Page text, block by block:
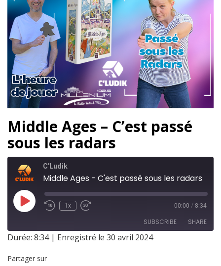
Middle Ages – C’est passé
sous les radars
C'Ludik
Middle Ages - C'est passé sous les radars
1x 00:00 / 8:34
SUBSCRIBE SHARE
RSS FEED
Durée: 8:34| Enregistré le 30 avril 2024
Partager sur